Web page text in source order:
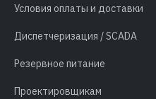
Условия оплаты и доставки
Диспетчеризация / SCADA
Резервное питание
Проектировщикам